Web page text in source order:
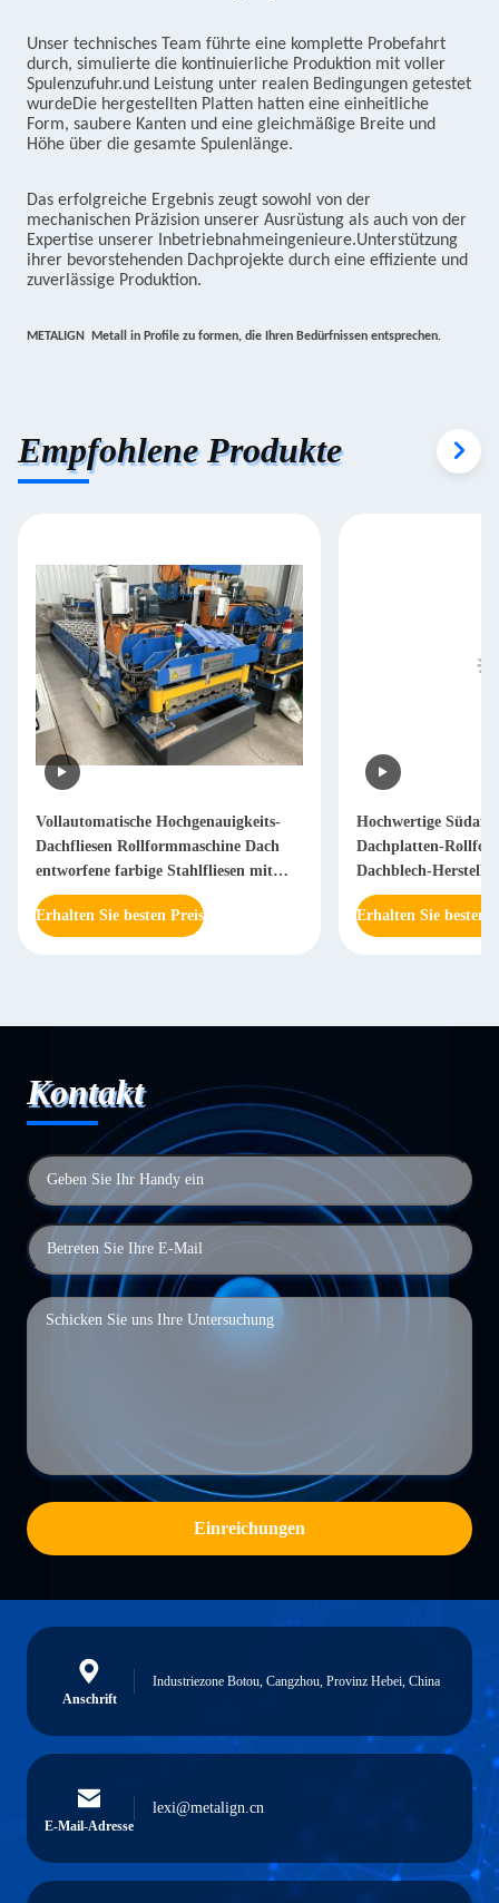
Unser technisches Team führte eine komplette Probefahrt
durch, simulierte die kontinuierliche Produktion mit voller
Spulenzufuhr.und Leistung unter realen Bedingungen getestet
wurdeDie hergestellten Platten hatten eine einheitliche
Form, saubere Kanten und eine gleichmäßige Breite und
Höhe über die gesamte Spulenlänge.
Das erfolgreiche Ergebnis zeugt sowohl von der
mechanischen Präzision unserer Ausrüstung als auch von der
Expertise unserer Inbetriebnahmeingenieure.Unterstützung
ihrer bevorstehenden Dachprojekte durch eine effiziente und
zuverlässige Produktion.
METALIGN ️ Metall in Profile zu formen, die Ihren Bedürfnissen entsprechen.
Empfohlene Produkte
Vollautomatische Hochgenauigkeits-
Dachfliesen Rollformmaschine Dach
entworfene farbige Stahlfliesen mit
Kettenantriebssystem
Erhalten Sie besten Preis
Hochwertige
Dachplatten-
Dachblech-
Erhalten Sie besten
Kontakt
Einreichungen
Anschrift
Industriezone Botou, Cangzhou, Provinz Hebei, China
E-Mail-Adresse
lexi@metalign.cn